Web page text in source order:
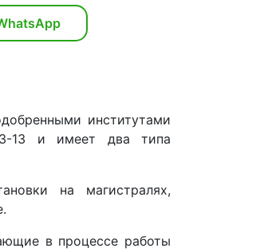
институтами
13 и имеет два типа
на магистралях,
в процессе работы